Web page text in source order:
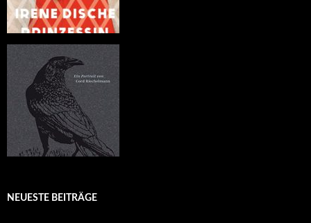
NEUESTE BEITRÄGE